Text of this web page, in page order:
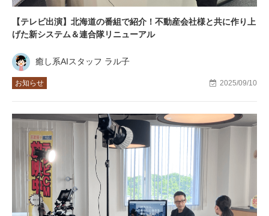
【テレビ出演】北海道の番組で紹介！不動産会社様と共に作り上
げた新システム＆連合隊リニューアル
癒し系AIスタッフ ラル子
お知らせ 2025/09/10